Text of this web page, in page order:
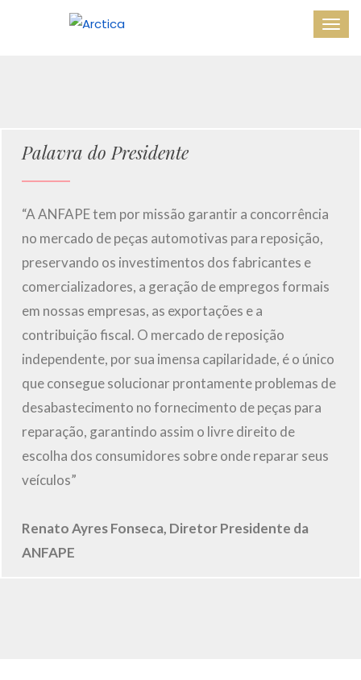
Palavra do Presidente
“A ANFAPE tem por missão garantir a concorrência
no mercado de peças automotivas para reposição,
preservando os investimentos dos fabricantes e
comercializadores, a geração de empregos formais
em nossas empresas, as exportações e a
contribuição fiscal. O mercado de reposição
independente, por sua imensa capilaridade, é o único
que consegue solucionar prontamente problemas de
desabastecimento no fornecimento de peças para
reparação, garantindo assim o livre direito de
escolha dos consumidores sobre onde reparar seus
veículos”
Renato Ayres Fonseca, Diretor Presidente da
ANFAPE